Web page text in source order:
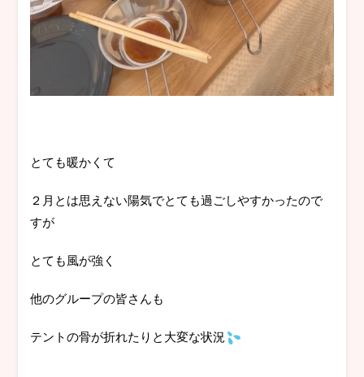
とても暖かくて
２月とは思えない陽気でとても過ごしやすかったので
すが
とても風が強く
他のグループの皆さんも
テントの骨が折れたりと大変な状況